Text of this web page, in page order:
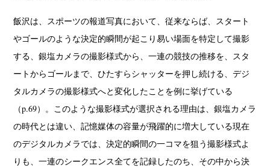
飯沢は、スポーツの報道写真において、従来ならば、スタート
やゴールのような決定的瞬間が起こり易い場面を特定して撮影
する、銀塩カメラの撮影様式から、一連の競技の推移を、スタ
ートからゴールまで、ひたすらシャッターを押し続ける、デジ
タルカメラの撮影様式へと変化したことを例に挙げている
（p.69）。このような撮影様式が選択される理由は、銀塩カメラ
の時代とは違い、記憶媒体の容量が飛躍的に増大している現在
のデジタルカメラでは、決定的瞬間の一コマを狙う撮影様式よ
りも、一連のシークエンス全てを記録したのち、その中から決